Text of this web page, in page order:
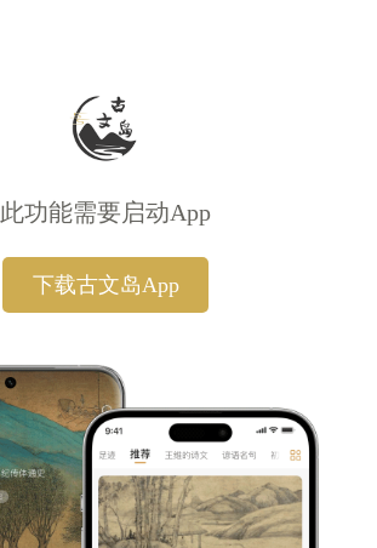
此功能需要启动App
下载古文岛App